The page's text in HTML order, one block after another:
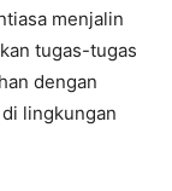
menjalin
tugas-tugas
dengan
lingkungan